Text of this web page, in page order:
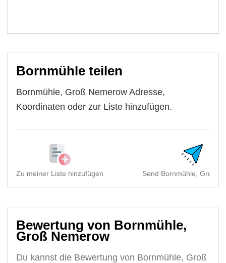
Bornmühle teilen
Bornmühle, Groß Nemerow Adresse,
Koordinaten oder zur Liste hinzufügen.
Zu meiner Liste hinzufügen Send Bornmühle, Groß
Bewertung von Bornmühle,
Groß Nemerow
Du kannst die Bewertung von Bornmühle, Groß